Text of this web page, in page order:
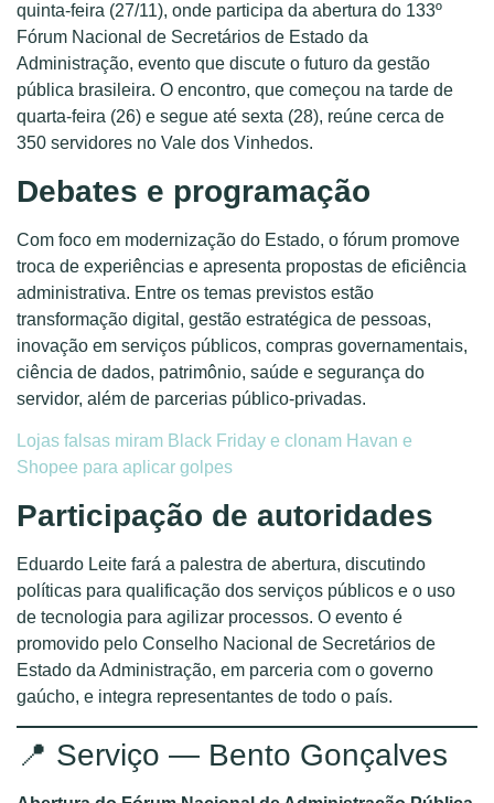
quinta-feira (27/11), onde participa da abertura do 133º
Fórum Nacional de Secretários de Estado da
Administração, evento que discute o futuro da gestão
pública brasileira. O encontro, que começou na tarde de
quarta-feira (26) e segue até sexta (28), reúne cerca de
350 servidores no Vale dos Vinhedos.
Debates e programação
Com foco em modernização do Estado, o fórum promove
troca de experiências e apresenta propostas de eficiência
administrativa. Entre os temas previstos estão
transformação digital, gestão estratégica de pessoas,
inovação em serviços públicos, compras governamentais,
ciência de dados, patrimônio, saúde e segurança do
servidor, além de parcerias público-privadas.
Lojas falsas miram Black Friday e clonam Havan e
Shopee para aplicar golpes
Participação de autoridades
Eduardo Leite fará a palestra de abertura, discutindo
políticas para qualificação dos serviços públicos e o uso
de tecnologia para agilizar processos. O evento é
promovido pelo Conselho Nacional de Secretários de
Estado da Administração, em parceria com o governo
gaúcho, e integra representantes de todo o país.
📍 Serviço — Bento Gonçalves